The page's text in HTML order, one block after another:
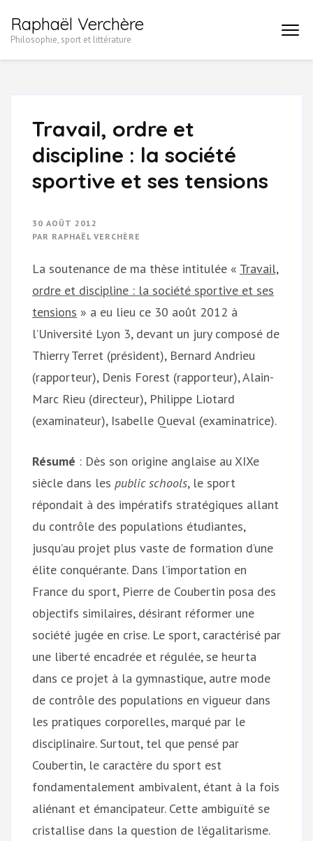
auRaphaël Verchère
Philosophie, sport et littérature
Travail, ordre et
discipline : la société
sportive et ses tensions
30 AOÛT 2012
PAR RAPHAËL VERCHÈRE
La soutenance de ma thèse intitulée « Travail,
ordre et discipline : la société sportive et ses
tensions » a eu lieu ce 30 août 2012 à
l’Université Lyon 3, devant un jury composé de
Thierry Terret (président), Bernard Andrieu
(rapporteur), Denis Forest (rapporteur), Alain-
Marc Rieu (directeur), Philippe Liotard
(examinateur), Isabelle Queval (examinatrice).
Résumé : Dès son origine anglaise au XIXe
siècle dans les public schools, le sport
répondait à des impératifs stratégiques allant
du contrôle des populations étudiantes,
jusqu’au projet plus vaste de formation d’une
élite conquérante. Dans l’importation en
France du sport, Pierre de Coubertin posa des
objectifs similaires, désirant réformer une
société jugée en crise. Le sport, caractérisé par
une liberté encadrée et régulée, se heurta
dans ce projet à la gymnastique, autre mode
de contrôle des populations en vigueur dans
les pratiques corporelles, marqué par le
disciplinaire. Surtout, tel que pensé par
Coubertin, le caractère du sport est
fondamentalement ambivalent, étant à la fois
aliénant et émancipateur. Cette ambiguïté se
cristallise dans la question de l’égalitarisme.